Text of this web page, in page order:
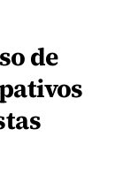
de